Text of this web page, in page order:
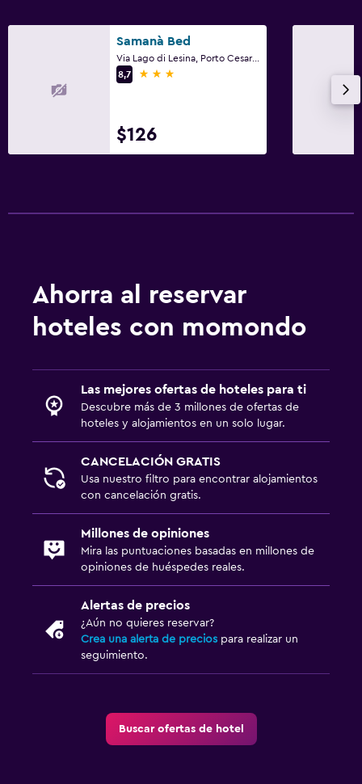
Samanà Bed
Via Lago di Lesina, Porto Cesareo, Provincia de Lecce
8,7
3 estrellas
$126
Ahorra al reservar
hoteles con momondo
Las mejores ofertas de hoteles para ti
Descubre más de 3 millones de ofertas de
hoteles y alojamientos en un solo lugar.
CANCELACIÓN GRATIS
Usa nuestro filtro para encontrar alojamientos
con cancelación gratis.
Millones de opiniones
Mira las puntuaciones basadas en millones de
opiniones de huéspedes reales.
Alertas de precios
¿Aún no quieres reservar?
Crea una alerta de precios para realizar un
seguimiento.
Buscar ofertas de hotel